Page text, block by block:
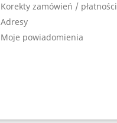
Korekty zamówień / płatności
Adresy
Moje powiadomienia